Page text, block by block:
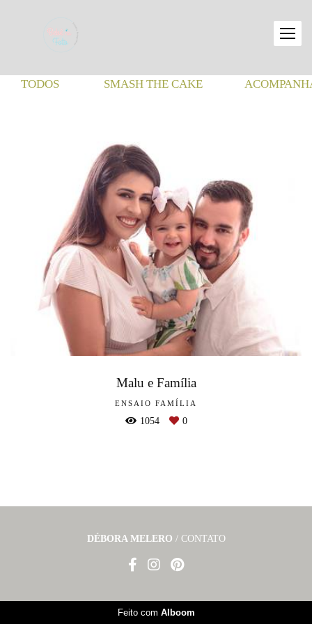
TODOS SMASH THE CAKE
Malu e Família
ENSAIO FAMÍLIA
1054 0
DÉBORA MELERO / CONTATO
Feito com Alboom